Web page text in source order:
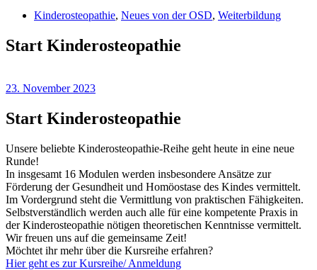
Kinderosteopathie, Neues von der OSD, Weiterbildung
Start Kinderosteopathie
23. November 2023
Start Kinderosteopathie
Unsere beliebte Kinderosteopathie-Reihe geht heute in eine neue
Runde!
In insgesamt 16 Modulen werden insbesondere Ansätze zur
Förderung der Gesundheit und Homöostase des Kindes vermittelt.
Im Vordergrund steht die Vermittlung von praktischen Fähigkeiten.
Selbstverständlich werden auch alle für eine kompetente Praxis in
der Kinderosteopathie nötigen theoretischen Kenntnisse vermittelt.
Wir freuen uns auf die gemeinsame Zeit!
Möchtet ihr mehr über die Kursreihe erfahren?
Hier geht es zur Kursreihe/ Anmeldung